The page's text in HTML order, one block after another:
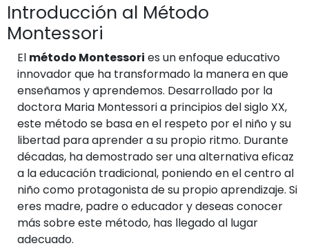
Introducción al Método
Montessori
El método Montessori es un enfoque educativo
innovador que ha transformado la manera en que
enseñamos y aprendemos. Desarrollado por la
doctora Maria Montessori a principios del siglo XX,
este método se basa en el respeto por el niño y su
libertad para aprender a su propio ritmo. Durante
décadas, ha demostrado ser una alternativa eficaz
a la educación tradicional, poniendo en el centro al
niño como protagonista de su propio aprendizaje. Si
eres madre, padre o educador y deseas conocer
más sobre este método, has llegado al lugar
adecuado.